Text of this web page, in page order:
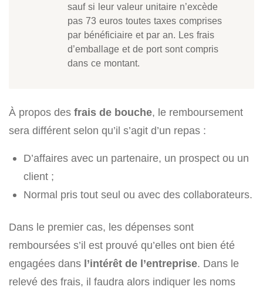
sauf si leur valeur unitaire n’excède
pas 73 euros toutes taxes comprises
par bénéficiaire et par an. Les frais
d’emballage et de port sont compris
dans ce montant.
À propos des frais de bouche, le remboursement
sera différent selon qu’il s’agit d’un repas :
D’affaires avec un partenaire, un prospect ou un
client ;
Normal pris tout seul ou avec des collaborateurs.
Dans le premier cas, les dépenses sont
remboursées s’il est prouvé qu’elles ont bien été
engagées dans l’intérêt de l’entreprise. Dans le
relevé des frais, il faudra alors indiquer les noms